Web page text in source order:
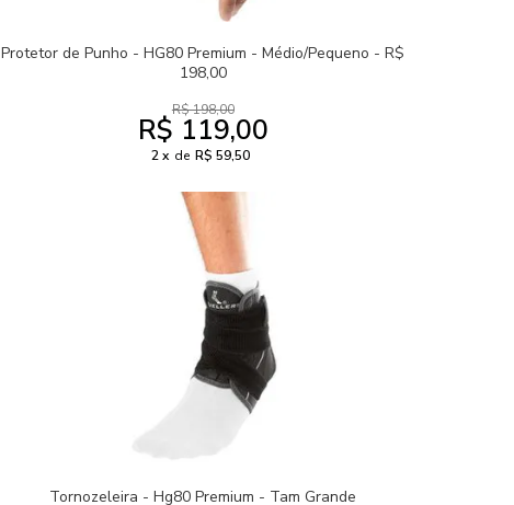
Protetor de Punho - HG80 Premium - Médio/Pequeno - R$
198,00
R$ 198,00
R$ 119,00
2 de R$ 59,50
Tornozeleira - Hg80 Premium - Tam Grande